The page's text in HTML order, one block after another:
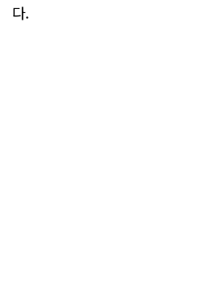
다.